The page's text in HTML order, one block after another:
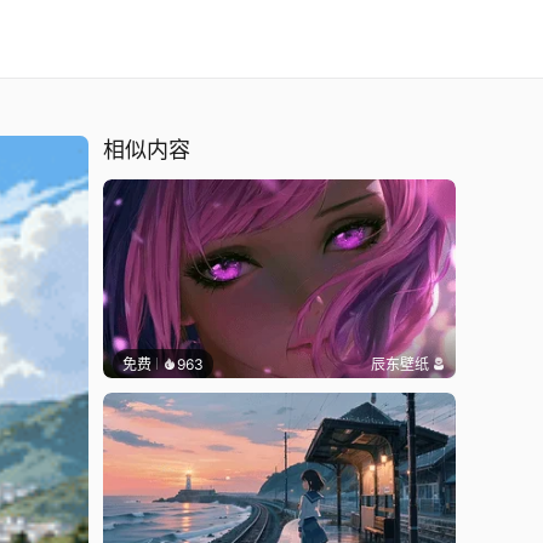
相似内容
免费 963 辰东壁纸